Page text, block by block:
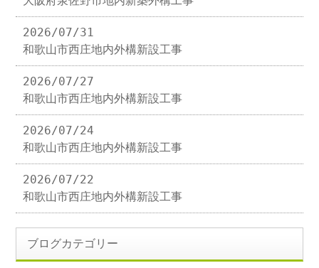
2026/07/31
和歌山市西庄地内外構新設工事
2026/07/27
和歌山市西庄地内外構新設工事
2026/07/24
和歌山市西庄地内外構新設工事
2026/07/22
和歌山市西庄地内外構新設工事
ブログカテゴリー